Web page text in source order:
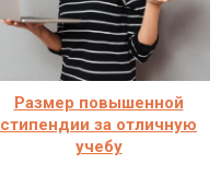
Размер повышенной
стипендии за отличную
учебу